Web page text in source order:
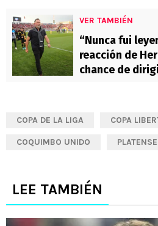
VER TAMBIÉN
“Nunca fui
reacción de
chance de
COPA DE LA LIGA COPA
COQUIMBO UNIDO PLATENSE
LEE TAMBIÉN